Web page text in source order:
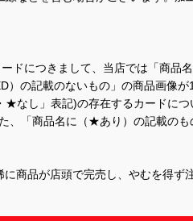
ドにつきまして、当店では「商品
の記載のないもの」の商品画像
なし」表記)の存在するカードに
、「商品名に（★あり）の記載の
商品が店頭で完売し、やむを得ず